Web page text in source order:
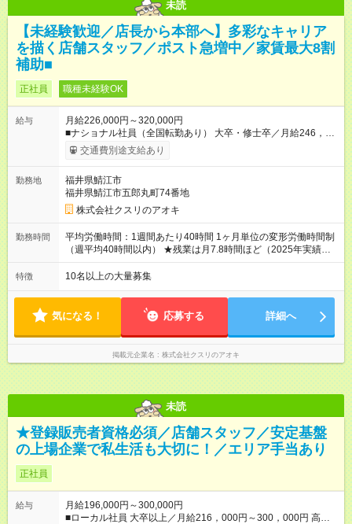
未読
【未経験歓迎／店長から本部へ】多彩なキャリア
を描く店舗スタッフ／ポスト急増中／家賃最大8割
補助■
正社員 職種未経験OK
給与
月給226,000円～320,000円
■ナショナル社員（全国転勤あり） 大卒・修士卒／月給246，
000円～320，000円 高校・短大・専門卒／月給226，000円～
320，000円 ★エリア手当（石川県、富山県、福井県、岐阜県、
途、賞与（年2回）、各種手当あり ★登録販売者資格保持者に
は、別途月1万円支給（実務経験がない方にも同額を支給） ※た
だし、短時間勤務・早番固定社員は当社規定に従い額が変動 ＝
＝＝＝＝＝＝＝＝＝＝＝＝＝ ★職務給制度で実力次第で収入ア
ップ！ 職務内容に応じて給与が支払われ、昇格試験なく役職に
就いた時点で年収がUPする制度です。 約4割の社員が入社3年目
にできます。 ＝＝＝＝＝＝＝＝＝＝＝＝＝＝ 【試用期間】試用
期間なし
交通費別途支給あり
勤務地
福井県鯖江市
福井県鯖江市五郎丸町74番地
株式会社クスリのアオキ
勤務時間
平均労働時間：1週間あたり40時間 1ヶ月単位の変形労働時間制
（週平均40時間以内） ★残業は月7.8時間ほど（2025年実績）
＜店舗の基本営業時間＞ 9時～22時 ※勤務時間は店舗により異
なります。 ＜シフト例＞ 早番：8時00分～17時00分 中番：11
1ヶ月単位の変形労働時間制（週平均40時間以内） ★残業は月
7.8時間ほど（2025年実績） ＜店舗の基本営業時間＞ 9時～22
時 ※勤務時間は店舗により異なります。 ＜シフト例＞ 早番：8
時00分～17時00分 中番：11時～20時 遅番：13時～22時
特徴 10名以上の大量募集
気になる！ 応募する 詳細へ
掲載元企業名 株式会社クスリのアオキ
未読
★登録販売者資格必須／店舗スタッフ／安定基盤
の上場企業で私生活も大切に！／エリア手当あり
正社員
給与
月給196,000円～300,000円
■ローカル社員 大卒以上／月給216，000円～300，000円 高卒